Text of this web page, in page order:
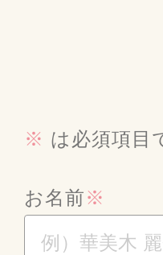
※ は必須項目
お名前※